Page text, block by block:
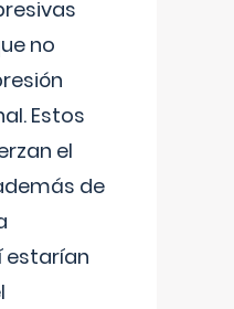
no
Estos
el
de
estarían